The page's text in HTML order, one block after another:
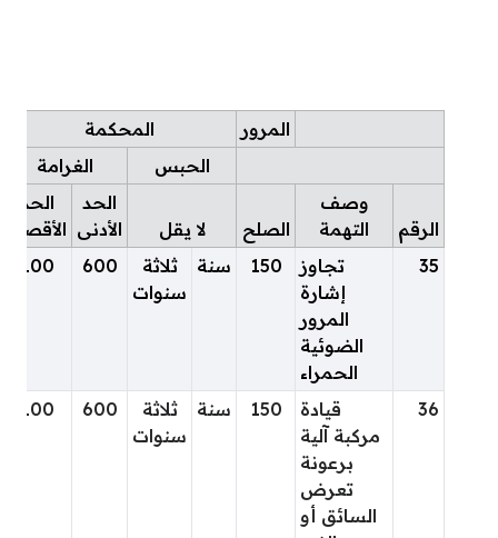
المرور
المحكمة
الحبس
الغرامة
الرقم
وصف
التهمة
الصلح لا يقل
الحد
الأدنى
الحد
الأقصى
35
تجاوز
إشارة
المرور
الضوئية
الحمراء
150 سنة
ثلاثة
سنوات
600
100
36
قيادة
مركبة آلية
برعونة
تعرض
السائق أو
150 سنة
ثلاثة
سنوات
600
100